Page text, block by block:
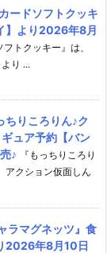
ードソフトクッキ
】より2026年8月
トクッキー』は、
り ...
ちりころりん♪ク
ュア予約【バン
♪
『もっちりころり
アクション仮面しん
ラマグネッツ』食
2026年8月10日